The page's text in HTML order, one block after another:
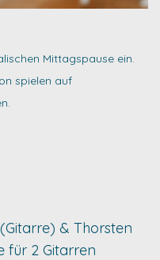
Mittagspause ein.
spielen auf
& Thorsten
für 2 Gitarren